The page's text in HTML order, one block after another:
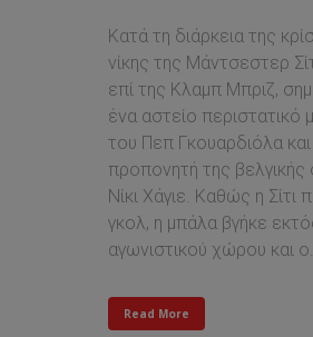
Κατά τη διάρκεια της
νίκης της Μάντσεστερ
επί της Κλαμπ Μπριζ,
ένα αστείο περιστατικό
του Πεπ Γκουαρδιόλα
προπονητή της βελγικής
Νίκι Χάγιε. Καθώς η Σίτι
γκολ, η μπάλα βγήκε
αγωνιστικού χώρου και
Read More